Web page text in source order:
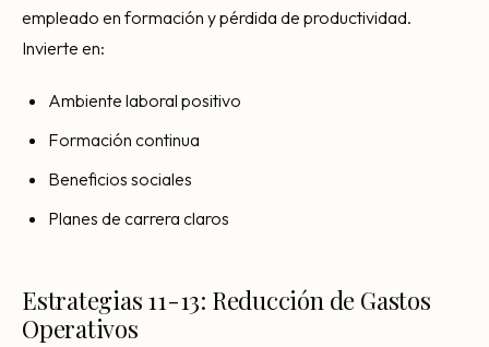
empleado en formación y pérdida de productividad.
Invierte en:
Ambiente laboral positivo
Formación continua
Beneficios sociales
Planes de carrera claros
Estrategias 11-13: Reducción de Gastos
Operativos